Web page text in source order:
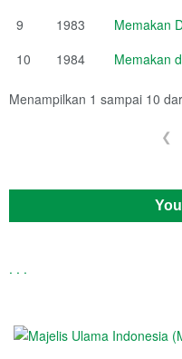
9
1983
Memakan
10
1984 Memakan
Menampilkan 1 sampai 10
❮
. . .